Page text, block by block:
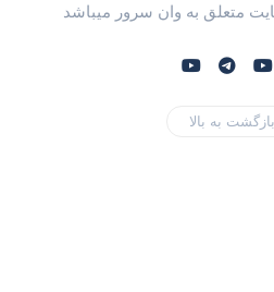
متعلق به وان سرور میباشد
به بالا